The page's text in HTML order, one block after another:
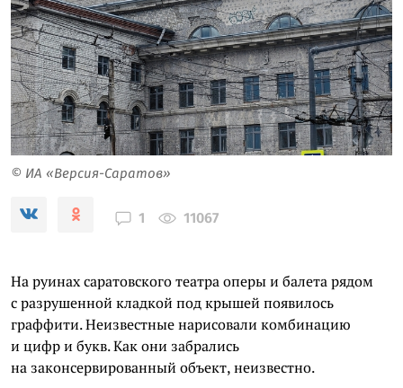
© ИА «Версия-Саратов»
1 11067
На руинах саратовского театра оперы и балета рядом
с разрушенной кладкой под крышей появилось
граффити. Неизвестные нарисовали комбинацию
и цифр и букв. Как они забрались
на законсервированный объект, неизвестно.